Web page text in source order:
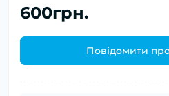
600грн.
Повідомити